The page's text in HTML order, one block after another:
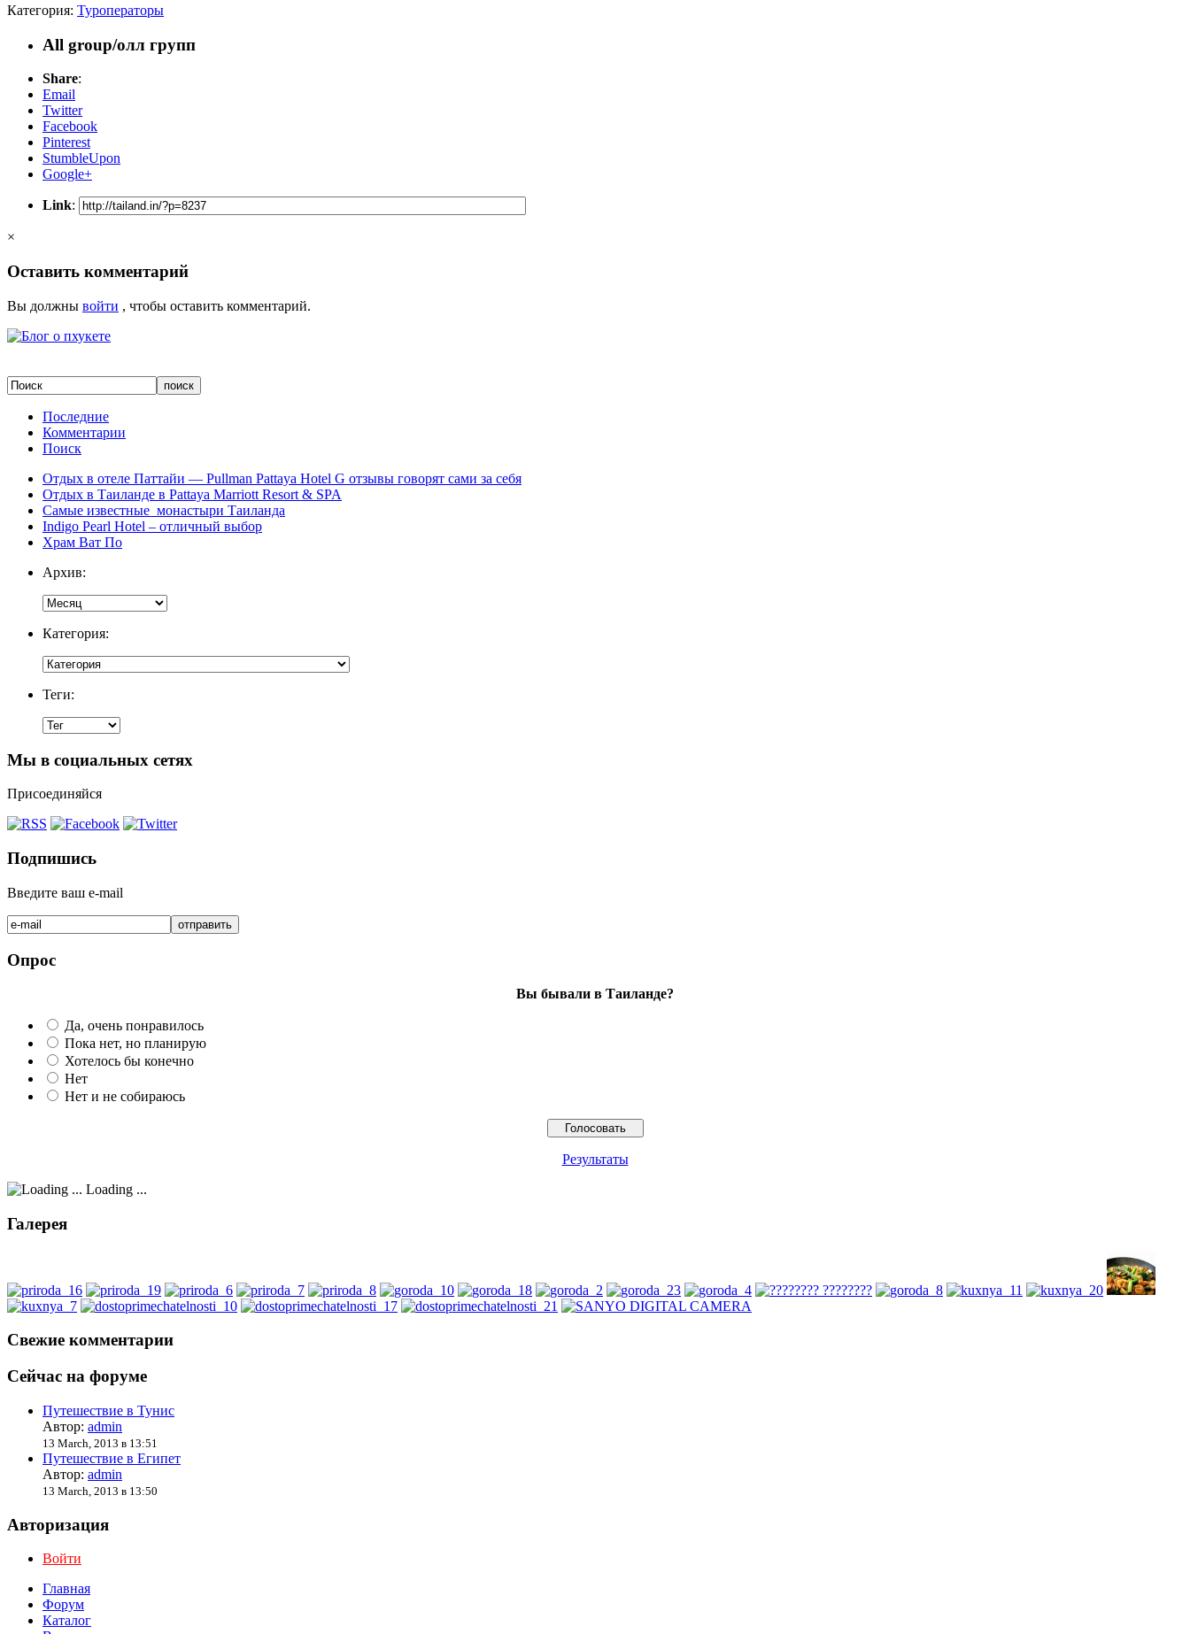
Категория: Туроператоры
All group/олл групп
Share:
Email
Twitter
Facebook
Pinterest
StumbleUpon
Google+
Link:
×
Оставить комментарий
Вы должны войти , чтобы оставить комментарий.
Последние
Комментарии
Поиск
Отдых в отеле Паттайи — Pullman Pattaya Hotel G отзывы говорят сами за себя
Отдых в Таиланде в Pattaya Marriott Resort & SPA
Самые известные монастыри Таиланда
Indigo Pearl Hotel – отличный выбор
Храм Ват По
Архив:
Категория:
Теги:
Мы в социальных сетях
Присоединяйся
Подпишись
Введите ваш e-mail
Опрос
Вы бывали в Таиланде?
Да, очень понравилось
Пока нет, но планирую
Хотелось бы конечно
Нет
Нет и не собираюсь
Результаты
Loading ...
Галерея
Свежие комментарии
Сейчас на форуме
Путешествие в Тунис
Автор: admin
13 March, 2013 в 13:51
Путешествие в Египет
Автор: admin
13 March, 2013 в 13:50
Авторизация
Войти
Главная
Форум
Каталог